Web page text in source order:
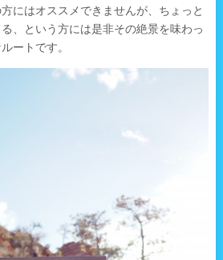
にはオススメできませんが、ちょっと
、という方には是非その絶景を味わっ
ートです。